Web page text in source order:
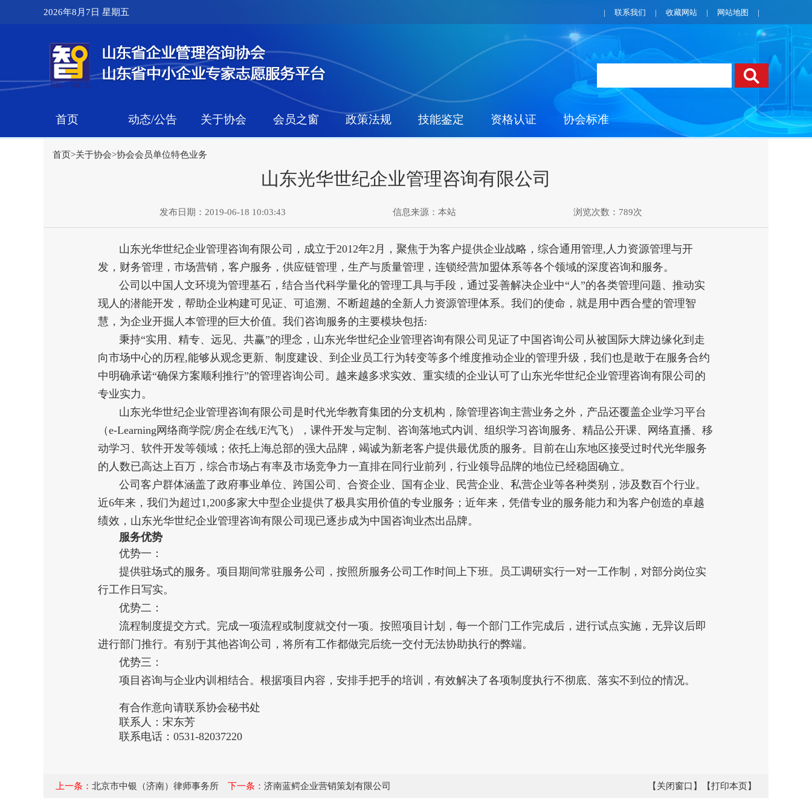
2026年8月7日 星期五 | 联系我们 | 收藏网站 | 网站地图 |
首页 动态/公告 关于协会 会员之窗 政策法规 技能鉴定 资格认证 协会标准
首页>关于协会>协会会员单位特色业务
山东光华世纪企业管理咨询有限公司
发布日期：2019-06-18 10:03:43 信息来源： 本站 浏览次数：789次
山东光华世纪企业管理咨询有限公司，成立于2012年2月，聚焦于为客户提供企业战略，综合通用管理,人力资源管理与开
发，财务管理，市场营销，客户服务，供应链管理，生产与质量管理，连锁经营加盟体系等各个领域的深度咨询和服务。
公司以中国人文环境为管理基石，结合当代科学量化的管理工具与手段，通过妥善解决企业中“人”的各类管理问题、推动实
现人的潜能开发，帮助企业构建可见证、可追溯、不断超越的全新人力资源管理体系。我们的使命，就是用中西合璧的管理智
慧，为企业开掘人本管理的巨大价值。我们咨询服务的主要模块包括:
秉持“实用、精专、远见、共赢”的理念，山东光华世纪企业管理咨询有限公司见证了中国咨询公司从被国际大牌边缘化到走
向市场中心的历程,能够从观念更新、制度建设、到企业员工行为转变等多个维度推动企业的管理升级，我们也是敢于在服务合约
中明确承诺“确保方案顺利推行”的管理咨询公司。越来越多求实效、重实绩的企业认可了山东光华世纪企业管理咨询有限公司的
专业实力。
山东光华世纪企业管理咨询有限公司是时代光华教育集团的分支机构，除管理咨询主营业务之外，产品还覆盖企业学习平台
（e-Learning网络商学院/房企在线/E汽飞），课件开发与定制、咨询落地式内训、组织学习咨询服务、精品公开课、网络直播、移
动学习、软件开发等领域；依托上海总部的强大品牌，竭诚为新老客户提供最优质的服务。目前在山东地区接受过时代光华服务
的人数已高达上百万，综合市场占有率及市场竞争力一直排在同行业前列，行业领导品牌的地位已经稳固确立。
公司客户群体涵盖了政府事业单位、跨国公司、合资企业、国有企业、民营企业、私营企业等各种类别，涉及数百个行业。
近6年来，我们为超过1,200多家大中型企业提供了极具实用价值的专业服务；近年来，凭借专业的服务能力和为客户创造的卓越
绩效，山东光华世纪企业管理咨询有限公司现已逐步成为中国咨询业杰出品牌。
服务优势
优势一：
提供驻场式的服务。项目期间常驻服务公司，按照所服务公司工作时间上下班。员工调研实行一对一工作制，对部分岗位实
行工作日写实。
优势二：
流程制度提交方式。完成一项流程或制度就交付一项。按照项目计划，每一个部门工作完成后，进行试点实施，无异议后即
进行部门推行。有别于其他咨询公司，将所有工作都做完后统一交付无法协助执行的弊端。
优势三：
项目咨询与企业内训相结合。根据项目内容，安排手把手的培训，有效解决了各项制度执行不彻底、落实不到位的情况。
有合作意向请联系协会秘书处
联系人：宋东芳
联系电话：0531-82037220
上一条： 北京市中银（济南）律师事务所 下一条： 济南蓝鳄企业营销策划有限公司 【打印本页】
【关闭窗口】